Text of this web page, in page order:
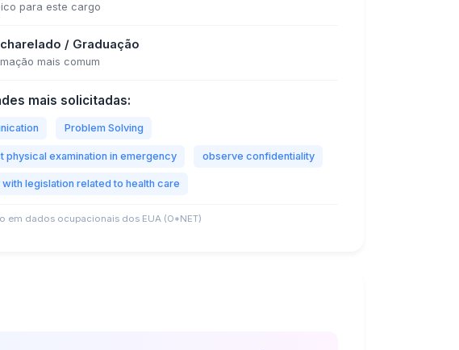
para este cargo
/ Graduação
mais comum
mais solicitadas:
Problem Solving
physical examination in emergency observe confidentiality
legislation related to health care
em dados ocupacionais dos EUA (O*NET)